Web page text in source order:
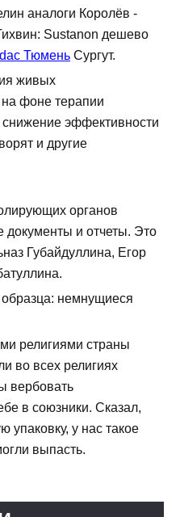
аналоги Королёв -
Sustanon дешево
Тюмень Сургут.
живых
фоне терапии
эффективности
и другие
органов
документы и отчеты. Это
Губайдуллина, Егор
немнущиеся
религиями страны
во всех религиях
вербовать
в союзники. Сказал,
упаковку, у нас такое
выпасть.